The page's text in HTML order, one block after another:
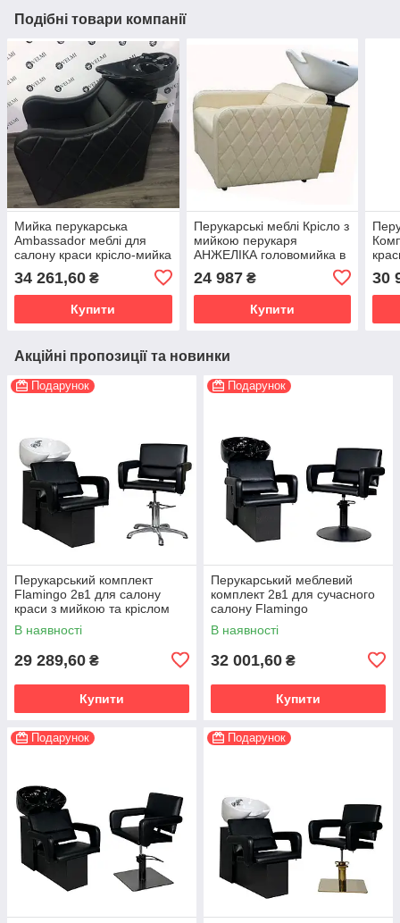
Подібні товари компанії
Мийка перукарська
Ambassador меблі для
салону краси крісло-мийка
34 261,60 ₴
Купити
Перукарські меблі Крісло з
мийкою перукаря
АНЖЕЛІКА головомийка в
барбершоп салон краси
24 987₴
Купити
30
Акційні пропозиції та новинки
Подарунок
Перукарський комплект
Flamingo 2в1 для салону
краси з мийкою та кріслом
В наявності
29 289,60 ₴
Купити
Подарунок
Перукарський меблевий
комплект 2в1 для сучасного
салону Flamingо
В наявності
32 001,60 ₴
Купити
Подарунок Подарунок